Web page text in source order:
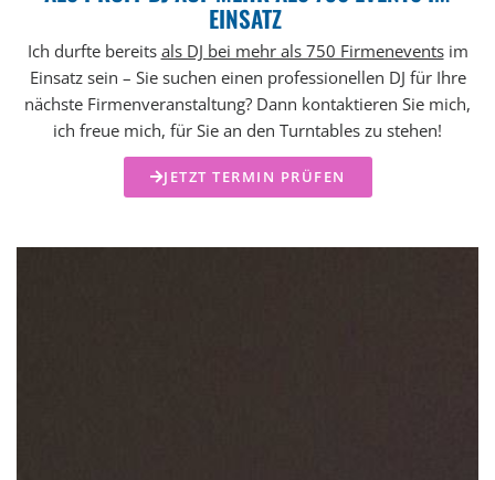
EINSATZ ​
Ich durfte bereits als DJ bei mehr als 750 Firmeneventsim
Einsatz sein – Sie suchen einen professionellen DJ für Ihre
nächste Firmenveranstaltung? Dann kontaktieren Sie mich,
ich freue mich, für Sie an den Turntables zu stehen!
JETZT TERMIN PRÜFEN